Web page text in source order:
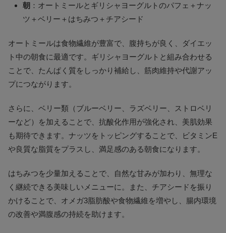
朝 ：オートミールとギリシャヨーグルトのパフェ＋ナッ
ツ＋ベリー＋はちみつ＋チアシード
オートミールは食物繊維が豊富で、腹持ちが良く、ダイエッ
ト中の朝食に最適です。ギリシャヨーグルトと組み合わせる
ことで、たんぱく質をしっかり補給し、筋肉維持や代謝アッ
プにつながります。
さらに、ベリー類（ブルーベリー、ラズベリー、ストロベリ
ーなど）を加えることで、抗酸化作用が強化され、美肌効果
も期待できます。ナッツをトッピングすることで、ビタミンE
や良質な脂質をプラスし、満足感のある朝食になります。
はちみつを少量加えることで、自然な甘みが加わり、無理な
く継続できる美味しいメニューに。また、チアシードを振り
かけることで、オメガ3脂肪酸や食物繊維を増やし、腸内環境
の改善や満腹感の持続を助けます。